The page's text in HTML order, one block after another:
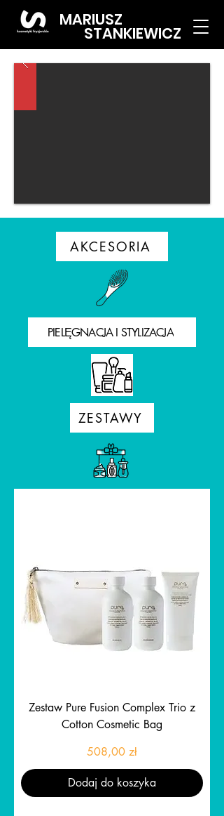
MARIUSZ
STANKIEWICZ
AKCESORIA
PIELĘGNACJA I STYLIZACJA
ZESTAWY
Zestaw Pure Fusion Complex Trio z
Cotton Cosmetic Bag
Cena
508,00 zł
Dodaj do koszyka